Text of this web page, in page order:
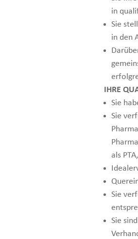
in
Sie
in den
IHRE
Sie
Sie
als
Sie
Sie